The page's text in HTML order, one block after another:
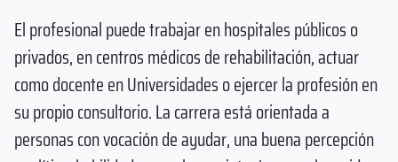
El profesional puede trabajar en hospitales públicos o
privados, en centros médicos de rehabilitación, actuar
como docente en Universidades o ejercer la profesión en
su propio consultorio. La carrera está orientada a
personas con vocación de ayudar, una buena percepción